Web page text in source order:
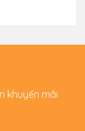
khuyến mãi